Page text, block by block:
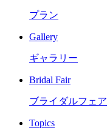
プラン
Gallery
ギャラリー
Bridal Fair
ブライダルフェア
Topics